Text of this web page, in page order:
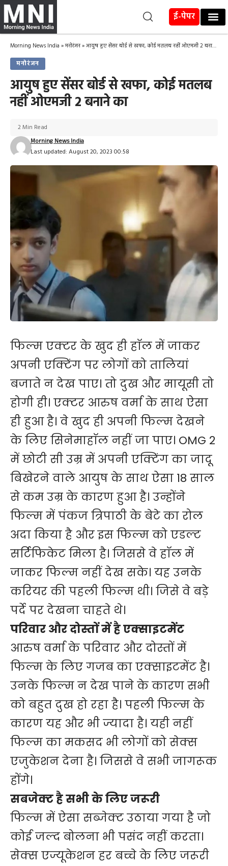
ई-पेपर
Morning News India »मनोरंजन»आयुष हुए सेंसर बोर्ड से खफा, कोई मतलब नहीं ओएमजी 2 बनाने का
मनोरंजन
आयुष हुए सेंसर बोर्ड से खफा, कोई मतलब
नहीं ओएमजी 2 बनाने का
Last updated: August 20, 2023 00:58
Morning News India
2 Min Read
फिल्म एक्टर के खुद ही हाॅल में जाकर
अपनी एक्टिंग पर लोगों को तालियां
बजाते न देख पाए। तो दुख और मायूसी तो
होगी ही। एक्टर आरुष वर्मा के साथ ऐसा
ही हुआ है। वे खुद ही अपनी फिल्म देखने
के लिए सिनेमाहाॅल नहीं जा पाए। OMG 2
में छोटी सी उम्र में अपनी एक्टिंग का जादू
बिखेरने वाले आयुष के साथ ऐसा 18 साल
से कम उम्र के कारण हुआ है। उन्होंने
फिल्म में पंकज त्रिपाठी के बेटे का रोल
अदा किया है और इस फिल्म को एडल्ट
सर्टिफिकेट मिला है। जिससे वे हाॅल में
जाकर फिल्म नहीं देख सके। यह उनके
करियर की पहली फिल्म थी। जिसे वे बड़े
पर्दे पर देखना चाहते थे।
परिवार और दोस्तों में है एक्साइटमेंट
आरुष वर्मा के परिवार और दोस्तों में
फिल्म के लिए गजब का एक्साइटमेंट है।
उनके फिल्म न देख पाने के कारण सभी
को बहुत दुख हो रहा है। पहली फिल्म के
कारण यह और भी ज्यादा है। यही नहीं
फिल्म का मकसद भी लोगों को सेक्स
एजुकेशन देना है। जिससे वे सभी जागरूक
होंगे।
सबजेक्ट है सभी के लिए जरूरी
फिल्म में ऐसा सब्जेक्ट उठाया गया है जो
कोई जल्द बोलना भी पसंद नहीं करता।
सेक्स एज्यूकेशन हर बच्चे के लिए जरूरी